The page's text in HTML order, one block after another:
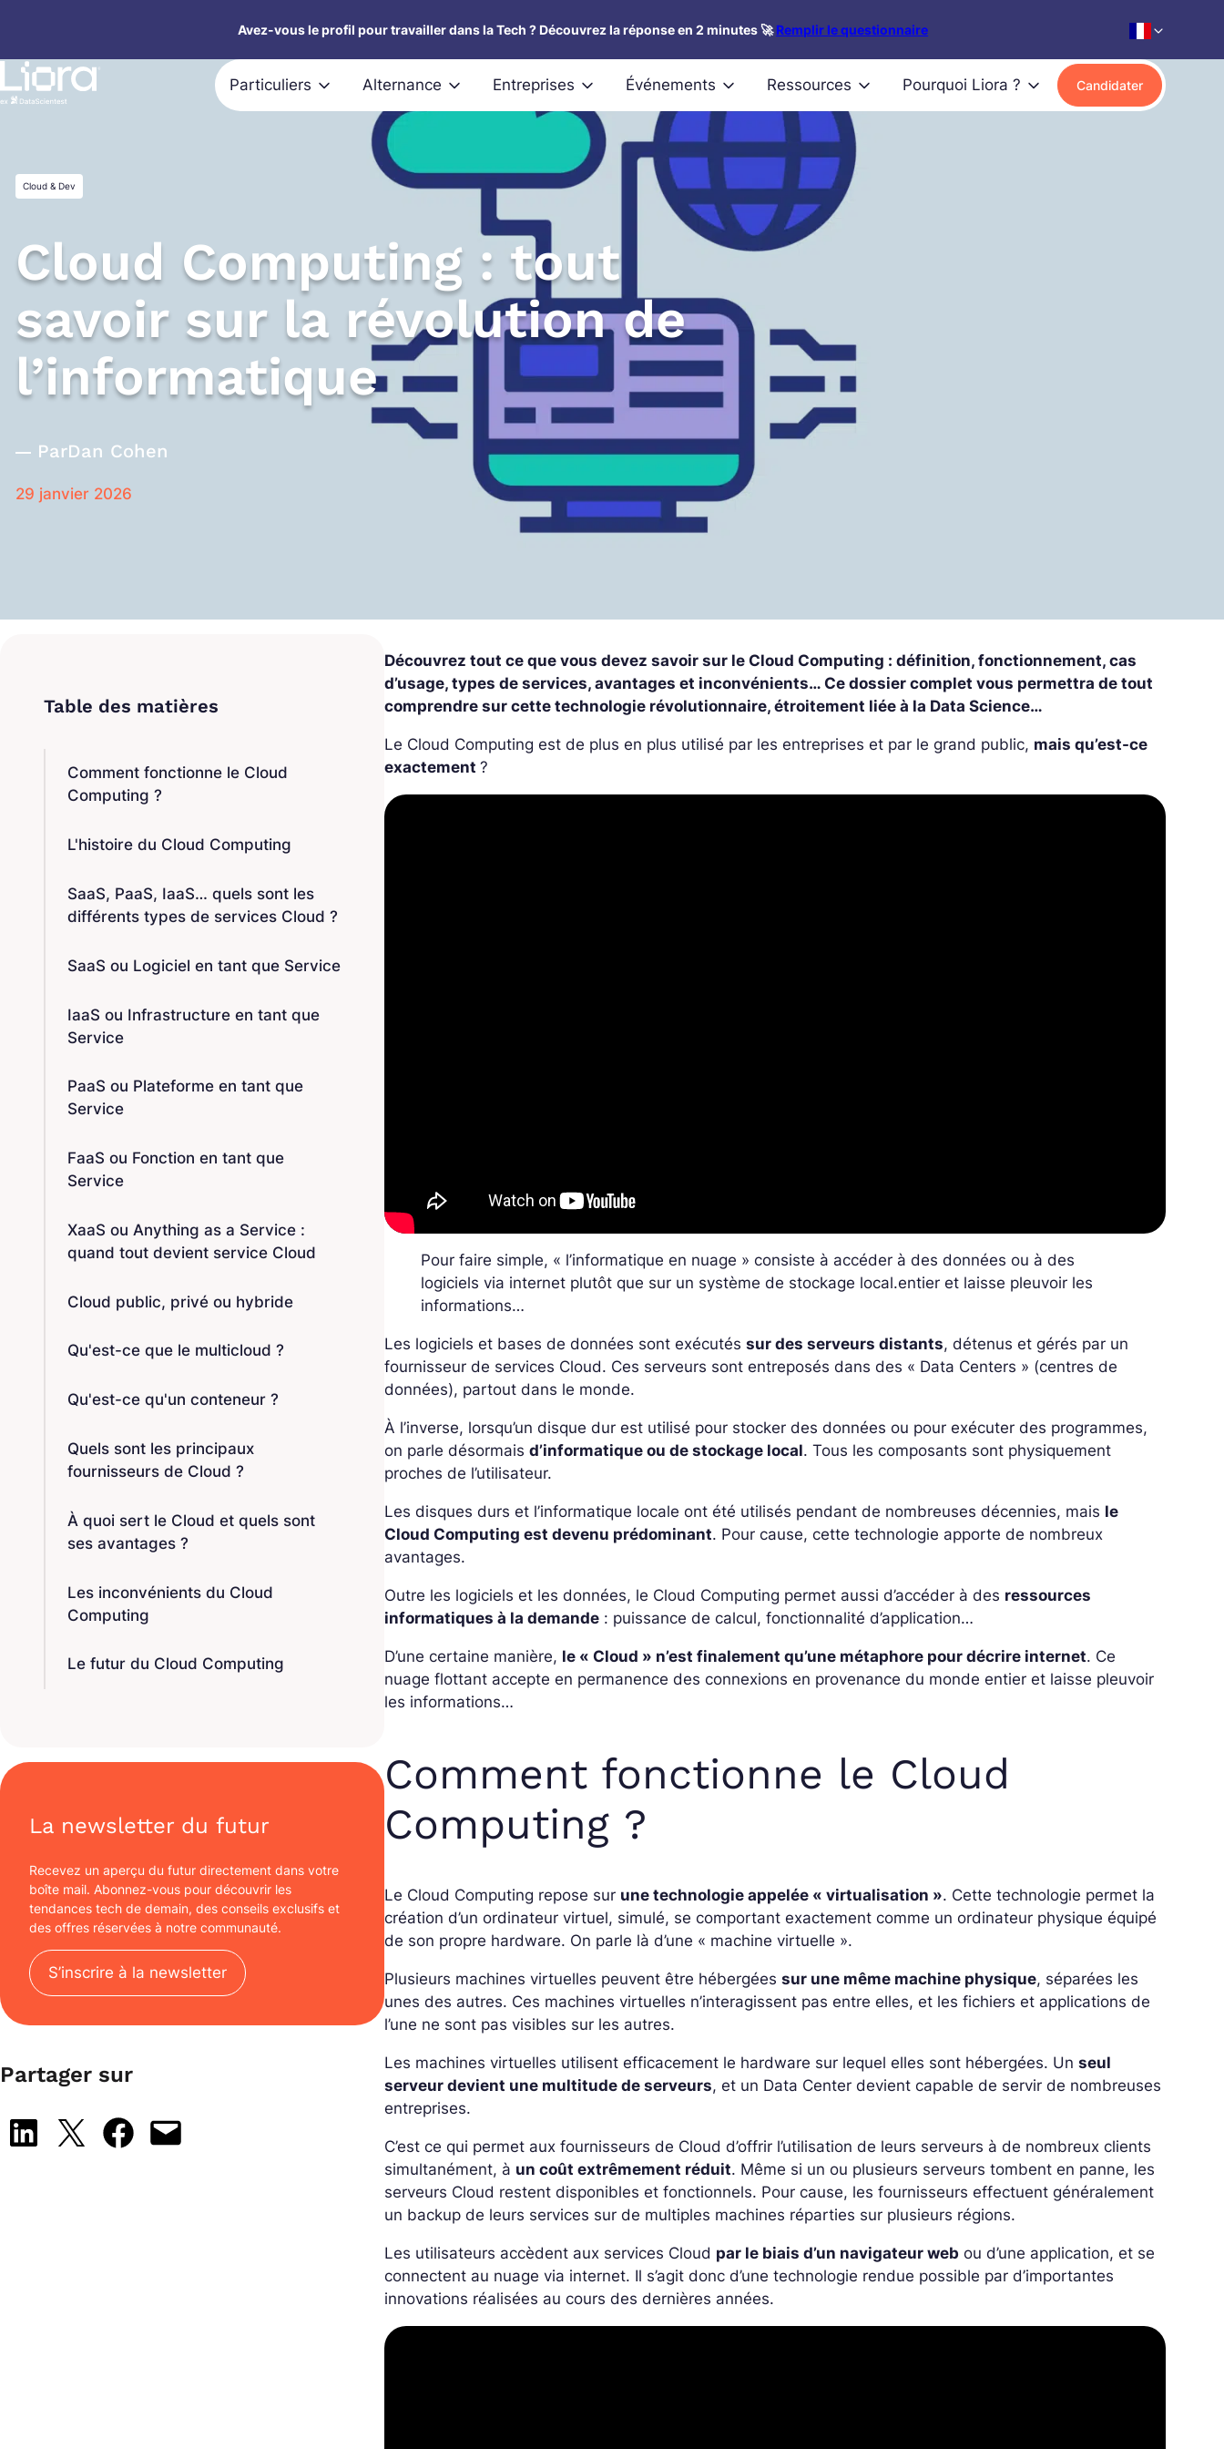
contenu
Avez-vous le profil pour travailler dans la Tech ? Découvrez la réponse en 2 minutes 🚀Remplir le questionnaire
Particuliers Alternance Entreprises Événements Ressources Pourquoi Liora ? Candidater
Cloud & Dev
Cloud Computing : tout
savoir sur la révolution de
l’informatique
ParDan Cohen
29 janvier 2026
Comment fonctionne le Cloud
Computing ?
L'histoire du Cloud Computing
SaaS, PaaS, IaaS… quels sont les
différents types de services Cloud ?
SaaS ou Logiciel en tant que Service
IaaS ou Infrastructure en tant que
Service
PaaS ou Plateforme en tant que
Service
FaaS ou Fonction en tant que
Service
XaaS ou Anything as a Service :
quand tout devient service Cloud
Cloud public, privé ou hybride
Qu'est-ce que le multicloud ?
Qu'est-ce qu'un conteneur ?
Quels sont les principaux
fournisseurs de Cloud ?
À quoi sert le Cloud et quels sont
ses avantages ?
Les inconvénients du Cloud
Computing
Le futur du Cloud Computing
La newsletter du futur
Recevez un aperçu du futur directement dans votre
boîte mail. Abonnez-vous pour découvrir les
tendances tech de demain, des conseils exclusifs et
des offres réservées à notre communauté.
S’inscrire à la newsletter
Partager sur
Share on LinkedIn
Share on X Share on Facebook
Email this Page
Découvrez tout ce que vous devez savoir sur le Cloud Computing : définition, fonctionnement, cas
d’usage, types de services, avantages et inconvénients… Ce dossier complet vous permettra de tout
comprendre sur cette technologie révolutionnaire, étroitement liée à la Data Science…
Le Cloud Computing est de plus en plus utilisé par les entreprises et par le grand public, mais qu’est-ce
exactement?
Pour faire simple, « l’informatique en nuage » consiste à accéder à des données ou à des
logiciels via internet plutôt que sur un système de stockage local.entier et laisse pleuvoir les
informations…
Les logiciels et bases de données sont exécutéssur des serveurs distants, détenus et gérés par un
fournisseur de services Cloud. Ces serveurs sont entreposés dans des « Data Centers » (centres de
données), partout dans le monde.
À l’inverse, lorsqu’un disque dur est utilisé pour stocker des données ou pour exécuter des programmes,
on parle désormaisd’informatique ou de stockage local. Tous les composants sont physiquement
proches de l’utilisateur.
Les disques durs et l’informatique locale ont été utilisés pendant de nombreuses décennies, mais le
Cloud Computing est devenu prédominant. Pour cause, cette technologie apporte de nombreux
avantages.
Outre les logiciels et les données, le Cloud Computing permet aussi d’accéder à des ressources
informatiques à la demande : puissance de calcul, fonctionnalité d’application…
D’une certaine manière, le « Cloud » n’est finalement qu’une métaphore pour décrire internet. Ce
nuage flottant accepte en permanence des connexions en provenance du monde entier et laisse pleuvoir
les informations…
Comment fonctionne le Cloud
Computing ?
Le Cloud Computing repose sur une technologie appelée « virtualisation ». Cette technologie permet la
création d’un ordinateur virtuel, simulé, se comportant exactement comme un ordinateur physique équipé
de son propre hardware. On parle là d’une « machine virtuelle ».
Plusieurs machines virtuelles peuvent être hébergéessur une même machine physique, séparées les
unes des autres. Ces machines virtuelles n’interagissent pas entre elles, et les fichiers et applications de
l’une ne sont pas visibles sur les autres.
Les machines virtuelles utilisent efficacement le hardware sur lequel elles sont hébergées. Unseul
serveur devient une multitude de serveurs, et un Data Center devient capable de servir de nombreuses
entreprises.
C’est ce qui permet aux fournisseurs de Cloud d’offrir l’utilisation de leurs serveurs à de nombreux clients
simultanément, à un coût extrêmement réduit. Même si un ou plusieurs serveurs tombent en panne, les
serveurs Cloud restent disponibles et fonctionnels. Pour cause, les fournisseurs effectuent généralement
un backup de leurs services sur de multiples machines réparties sur plusieurs régions.
Les utilisateurs accèdent aux services Cloud par le biais d’un navigateur web ou d’une application, et se
connectent au nuage via internet. Il s’agit donc d’une technologie rendue possible par d’importantes
innovations réalisées au cours des dernières années.